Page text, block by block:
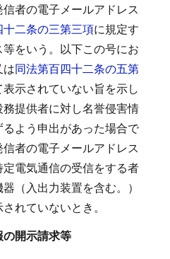
者の電子メールアドレス
二条の三第三項に規定す
をいう。以下この号にお
は同法第百四十二条の五第
示されていない旨を示し
提供者に対し名誉侵害情
よう申出があった場合で
者の電子メールアドレス
電気通信の受信をする者
（入出力装置を含む。）
れていないとき。
開示請求等